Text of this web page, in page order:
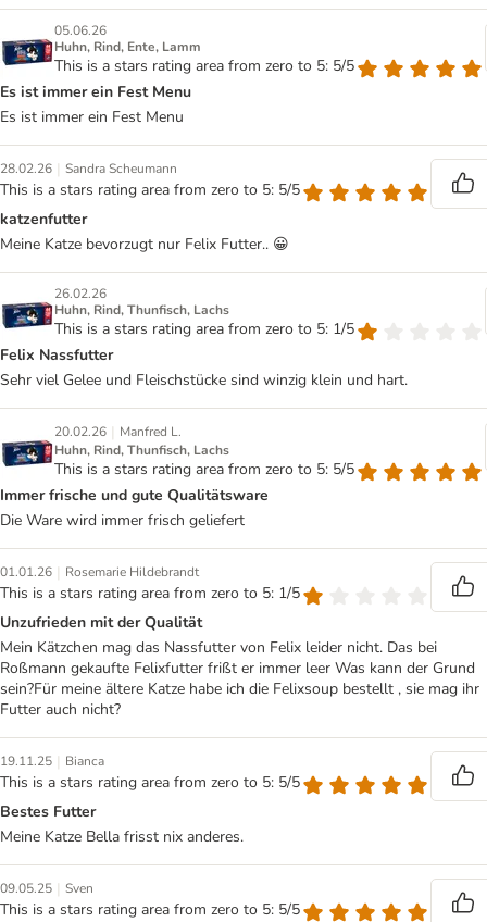
05.06.26
Huhn, Rind, Ente, Lamm
This is a stars rating area from zero to 5: 5/5
Es ist immer ein Fest Menu
Es ist immer ein Fest Menu
28.02.26 | Sandra Scheumann
This is a stars rating area from zero to 5: 5/5
katzenfutter
Meine Katze bevorzugt nur Felix Futter.. 😀
26.02.26
Huhn, Rind, Thunfisch, Lachs
This is a stars rating area from zero to 5: 1/5
Felix Nassfutter
Sehr viel Gelee und Fleischstücke sind winzig klein und hart.
20.02.26 | Manfred L.
Huhn, Rind, Thunfisch, Lachs
This is a stars rating area from zero to 5: 5/5
Immer frische und gute Qualitätsware
Die Ware wird immer frisch geliefert
01.01.26 | Rosemarie Hildebrandt
This is a stars rating area from zero to 5: 1/5
Unzufrieden mit der Qualität
Mein Kätzchen mag das Nassfutter von Felix leider nicht. Das bei
Roßmann gekaufte Felixfutter frißt er immer leer Was kann der Grund
sein?Für meine ältere Katze habe ich die Felixsoup bestellt , sie mag ihr
Futter auch nicht?
19.11.25 | Bianca
This is a stars rating area from zero to 5: 5/5
Bestes Futter
Meine Katze Bella frisst nix anderes.
09.05.25 | Sven
This is a stars rating area from zero to 5: 5/5